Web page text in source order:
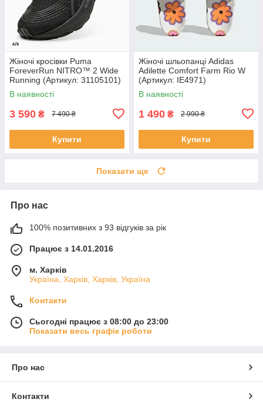
Жіночі кросівки Puma
ForeverRun NITRO™ 2 Wide
Running (Артикул: 31105101)
В наявності
3 590 ₴ 7 490 ₴
Купити
Жіночі шльопанці Adidas
Adilette Comfort Farm Rio W
(Артикул: IE4971)
В наявності
1 490 ₴ 2 990 ₴
Купити
Показати ще
Про нас
100% позитивних з 93 відгуків за рік
Працює з 14.01.2016
м. Харків
Україна, Харків, Харків, Україна
Контакти
Сьогодні працює з 08:00 до 23:00
Показати весь графік роботи
Про нас
Контакти